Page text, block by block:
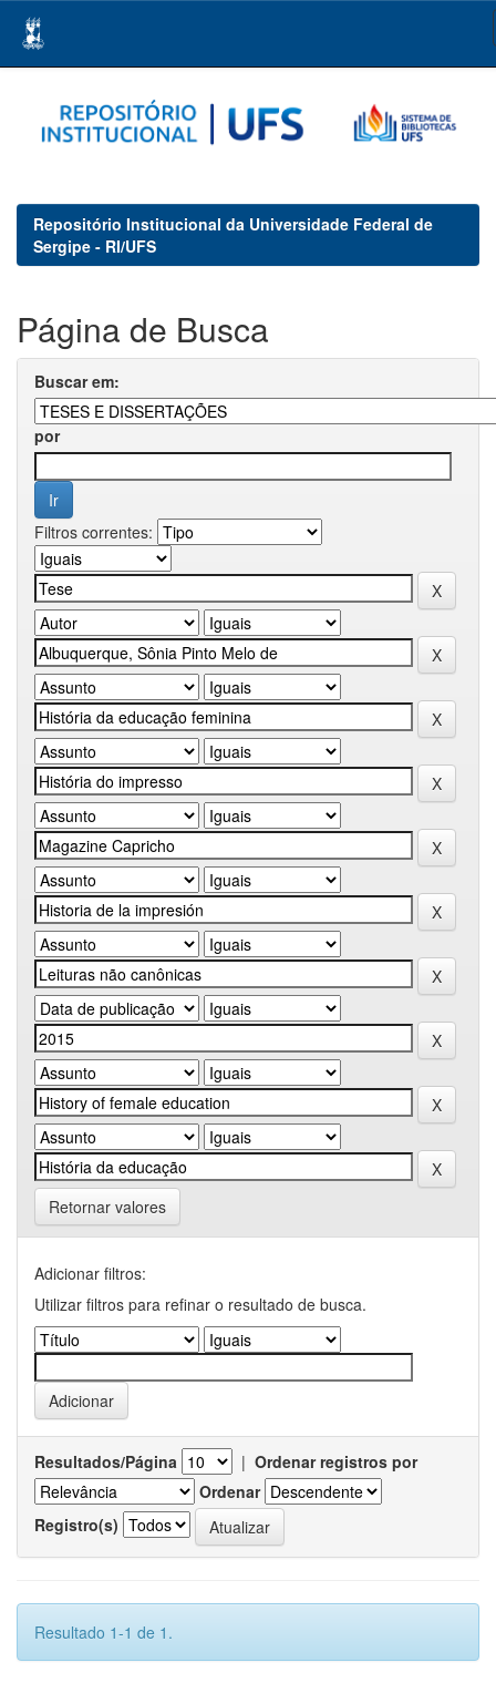
navigation
Repositório Institucional da Universidade Federal de
Sergipe - RI/UFS
Página de Busca
Buscar em:
por
Filtros correntes:
Retornar valores
Adicionar filtros:
Utilizar filtros para refinar o resultado de busca.
Resultados/Página | Ordenar registros por
Ordenar
Registro(s)
Resultado 1-1 de 1.